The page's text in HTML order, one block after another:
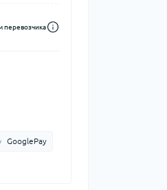
перевозчика
GooglePay